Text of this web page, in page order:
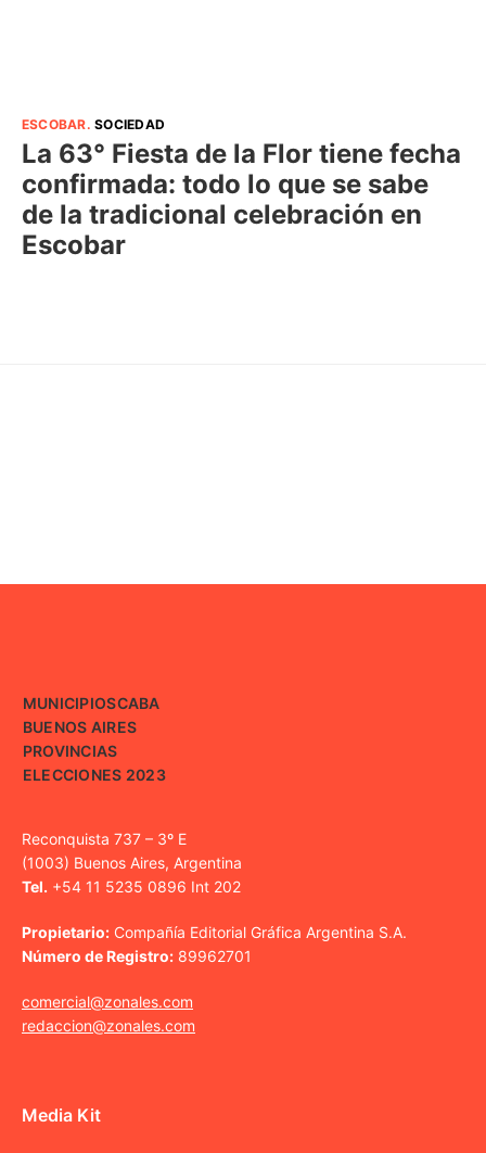
ESCOBAR.SOCIEDAD
La 63° Fiesta de la Flor tiene fecha
confirmada: todo lo que se sabe
de la tradicional celebración en
Escobar
MUNICIPIOSCABA
BUENOS AIRES
PROVINCIAS
ELECCIONES 2023
Reconquista 737 – 3º E
(1003) Buenos Aires, Argentina
Tel. +54 11 5235 0896 Int 202
Propietario: Compañía Editorial Gráfica Argentina S.A.
Número de Registro: 89962701
comercial@zonales.com
redaccion@zonales.com
Media Kit